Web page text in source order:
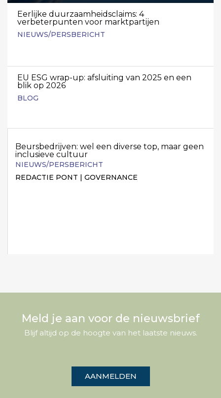
Eerlijke duurzaamheidsclaims: 4
verbeterpunten voor marktpartijen
NIEUWS/PERSBERICHT
EU ESG wrap-up: afsluiting van 2025 en een
blik op 2026
BLOG
Beursbedrijven: wel een diverse top, maar geen
inclusieve cultuur
NIEUWS/PERSBERICHT
REDACTIE PONT | GOVERNANCE
Meld je aan voor de nieuwsbrief
Blijf altijd op de hoogte van het laatste nieuws.
AANMELDEN